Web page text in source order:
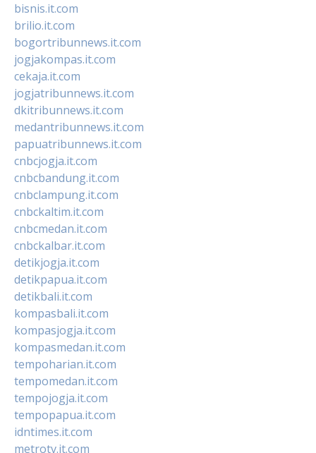
bisnis.it.com
brilio.it.com
bogortribunnews.it.com
jogjakompas.it.com
cekaja.it.com
jogjatribunnews.it.com
dkitribunnews.it.com
medantribunnews.it.com
papuatribunnews.it.com
cnbcjogja.it.com
cnbcbandung.it.com
cnbclampung.it.com
cnbckaltim.it.com
cnbcmedan.it.com
cnbckalbar.it.com
detikjogja.it.com
detikpapua.it.com
detikbali.it.com
kompasbali.it.com
kompasjogja.it.com
kompasmedan.it.com
tempoharian.it.com
tempomedan.it.com
tempojogja.it.com
tempopapua.it.com
idntimes.it.com
metrotv.it.com